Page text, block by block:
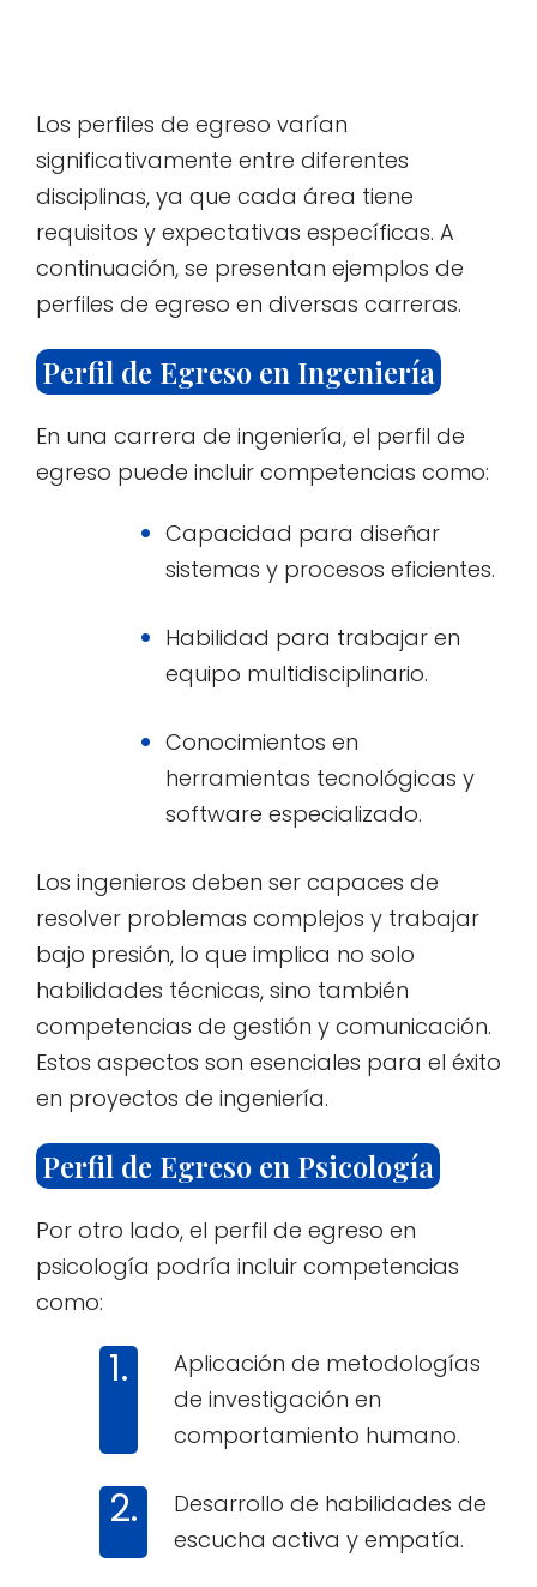
Los perfiles de egreso varían
significativamente entre diferentes
disciplinas, ya que cada área tiene
requisitos y expectativas específicas. A
continuación, se presentan ejemplos de
perfiles de egreso en diversas carreras.
Perfil de Egreso en Ingeniería
En una carrera de ingeniería, el perfil de
egreso puede incluir competencias como:
Capacidad para diseñar
sistemas y procesos eficientes.
Habilidad para trabajar en
equipo multidisciplinario.
Conocimientos en
herramientas tecnológicas y
software especializado.
Los ingenieros deben ser capaces de
resolver problemas complejos y trabajar
bajo presión, lo que implica no solo
habilidades técnicas, sino también
competencias de gestión y comunicación.
Estos aspectos son esenciales para el éxito
en proyectos de ingeniería.
Perfil de Egreso en Psicología
Por otro lado, el perfil de egreso en
psicología podría incluir competencias
como:
Aplicación de metodologías
de investigación en
comportamiento humano.
Desarrollo de habilidades de
escucha activa y empatía.